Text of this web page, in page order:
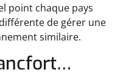
point chaque pays
de gérer une
similaire.